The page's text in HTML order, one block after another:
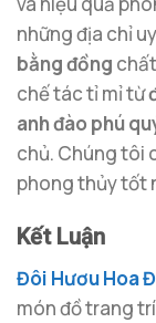
những địa chỉ
bằng đồng
chế tác tỉ mỉ từ
anh đào phú
chủ. Chúng tôi
phong thủy tốt
Kết Luận
Đôi Hươu Hoa
món đồ trang